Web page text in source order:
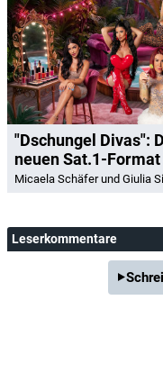
"Dschungel Divas":
neuen Sat.1-
Micaela Schäfer und Giulia
Leserkommentare